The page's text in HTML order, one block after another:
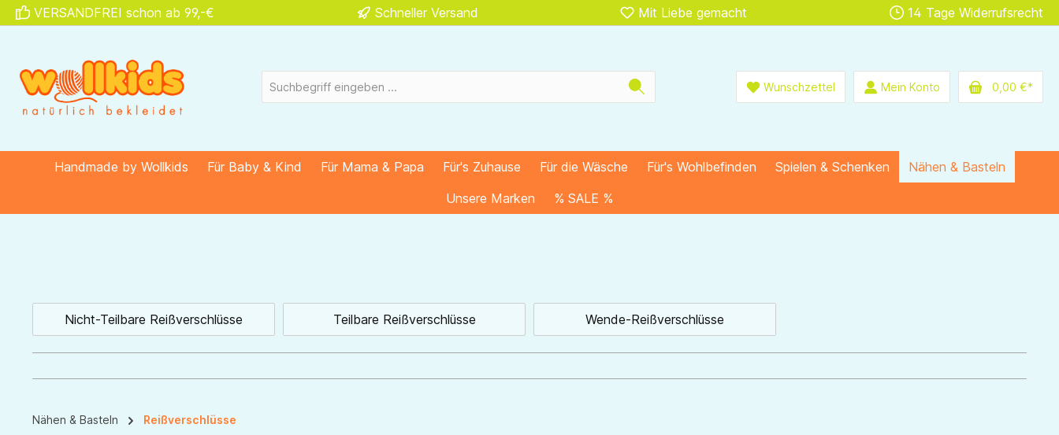
Zur Hauptnavigation springen
VERSANDFREI schon ab 99,-€ Schneller Versand Mit Liebe gemacht 14 Tage Widerrufsrecht
Wunschzettel Mein Konto 0,00 €*
Handmade by Wollkids Für Baby & Kind Für Mama & Papa Für's Zuhause Für die Wäsche Für's Wohlbefinden Spielen & Schenken
Nähen & Basteln
Unsere Marken
% SALE %
Nicht-Teilbare Reißverschlüsse Teilbare Reißverschlüsse Wende-Reißverschlüsse
Nähen & Basteln Reißverschlüsse